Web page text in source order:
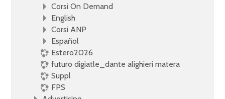
Corsi On Demand
English
Corsi ANP
Español
Estero2026
futuro digiatle_dante alighieri matera
Suppl
FPS